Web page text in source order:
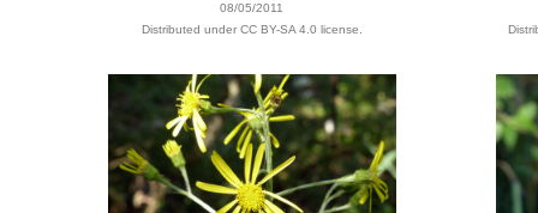
08/05/2011
Distributed under CC BY-SA 4.0 license.